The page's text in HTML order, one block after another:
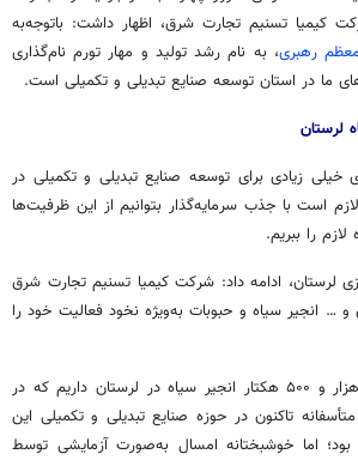
کیمیا تسنیم تجارت شرق، اظهار داشت: باتوجه‌به
رهبری، به نام رشد تولید و مهار تورم نام‌گذاری
ما در استان توسعه صنایع تبدیلی و تکمیلی است.
زیادی برای توسعه صنایع تبدیلی و تکمیلی در
است با جذب سرمایه‌گذار بتوانیم از این ظرفیت‌ها
را ببریم.
لرستان، ادامه داد: شرکت کیمیا تسنیم تجارت شرق
و … انجیر سیاه و حبوبات به‌ویژه نخود فعالیت خود را
شاهرخی عنوان کرد: سه هزار و ۵۰۰ هکتار انجیر سیاه در لرستان داریم که در
تاکنون در حوزه صنایع تبدیلی و تکمیلی این
اما خوشبختانه امسال به‌صورت آزمایشی توسط